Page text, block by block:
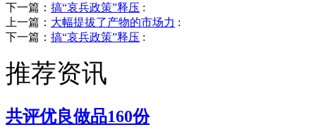
下一篇： 搞“哀兵政策”释压 :
上一篇： 大幅提拔了产物的市场力 :
下一篇： 搞“哀兵政策”释压 :
推荐资讯
共评优良做品160份